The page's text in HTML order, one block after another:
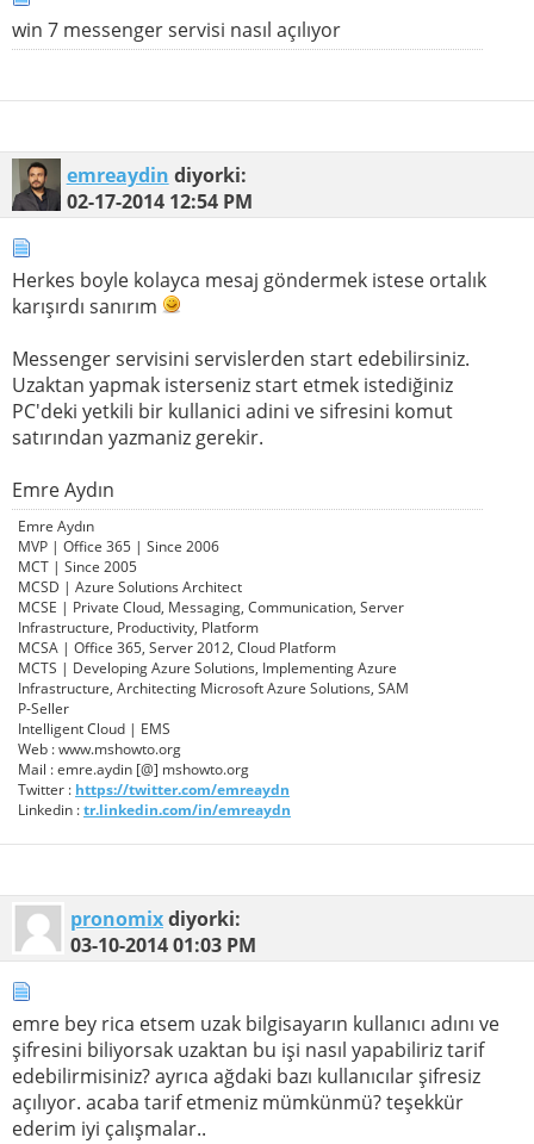
win 7 messenger servisi nasıl açılıyor
emreaydin diyorki:
02-17-2014 12:54 PM
Herkes boyle kolayca mesaj göndermek istese ortalık
karışırdı sanırım
Messenger servisini servislerden start edebilirsiniz.
Uzaktan yapmak isterseniz start etmek istediğiniz
PC'deki yetkili bir kullanici adini ve sifresini komut
satırından yazmaniz gerekir.
Emre Aydın
Emre Aydın
MVP | Office 365 | Since 2006
MCT | Since 2005
MCSD | Azure Solutions Architect
MCSE | Private Cloud, Messaging, Communication, Server
Infrastructure, Productivity, Platform
MCSA | Office 365, Server 2012, Cloud Platform
MCTS | Developing Azure Solutions, Implementing Azure
Infrastructure, Architecting Microsoft Azure Solutions, SAM
P-Seller
Intelligent Cloud | EMS
Web : www.mshowto.org
Mail : emre.aydin [@] mshowto.org
Twitter : https://twitter.com/emreaydn
Linkedin :tr.linkedin.com/in/emreaydn
pronomixdiyorki:
03-10-201401:03 PM
emre bey rica etsem uzak bilgisayarın kullanıcı adını ve
şifresini biliyorsak uzaktan bu işi nasıl yapabiliriz tarif
edebilirmisiniz? ayrıca ağdaki bazı kullanıcılar şifresiz
açılıyor. acaba tarif etmeniz mümkünmü? teşekkür
ederim iyi çalışmalar..